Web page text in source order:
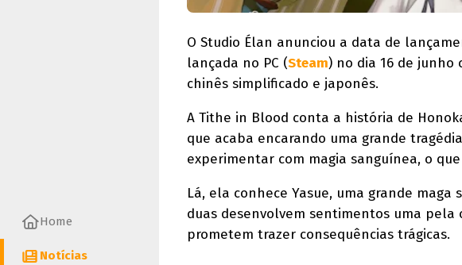
Home
Notícias
O Studio Élan anunciou a data de
lançada no PC (Steam) no dia 16 de junho
chinês simplificado e japonês.
A Tithe in Blood conta a história de
que acaba encarando uma grande
experimentar com magia sanguínea, o
Lá, ela conhece Yasue, uma grande
duas desenvolvem sentimentos uma pela
prometem trazer consequências trágicas.